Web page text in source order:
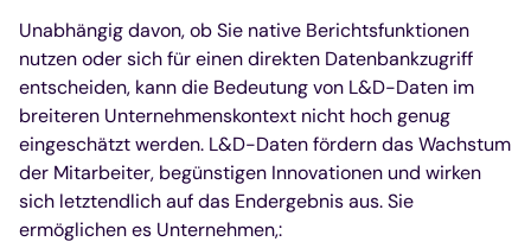
Unabhängig davon, ob Sie native Berichtsfunktionen
nutzen oder sich für einen direkten Datenbankzugriff
entscheiden, kann die Bedeutung von L&D-Daten im
breiteren Unternehmenskontext nicht hoch genug
eingeschätzt werden. L&D-Daten fördern das Wachstum
der Mitarbeiter, begünstigen Innovationen und wirken
sich letztendlich auf das Endergebnis aus. Sie
ermöglichen es Unternehmen,: